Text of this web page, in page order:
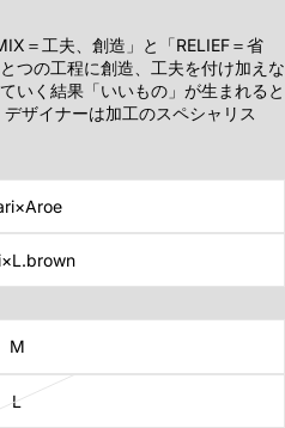
＝工夫、創造」と「RELIEF＝省
つの工程に創造、工夫を付け加えな
いく結果「いいもの」が生まれると
ザイナーは加工のスペシャリス
M
L